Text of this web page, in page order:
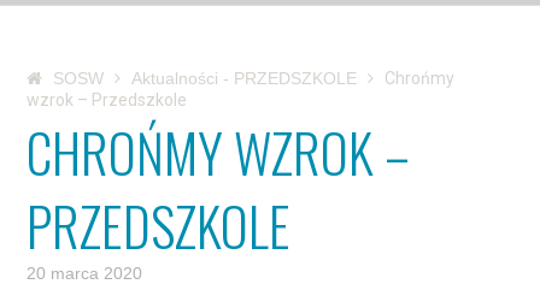
SOSW Aktualności - PRZEDSZKOLE
Chrońmy
wzrok – Przedszkole
CHROŃMY WZROK –
PRZEDSZKOLE
20 marca 2020